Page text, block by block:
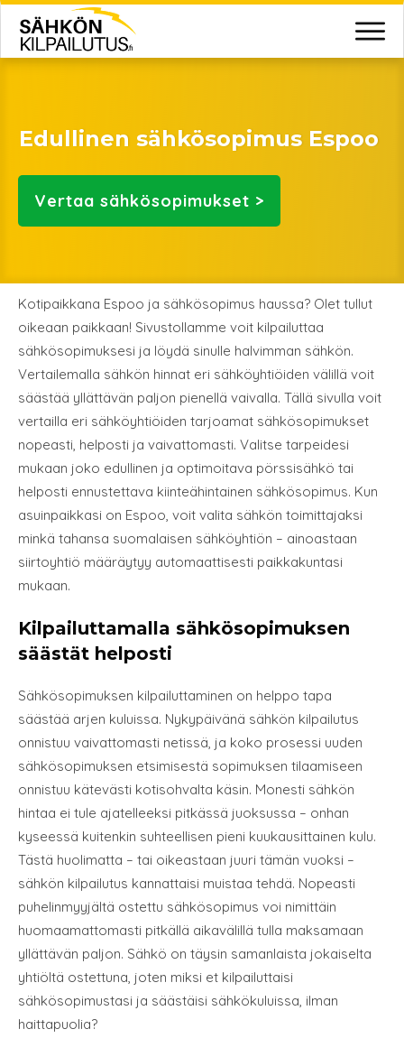
Edullinen sähkösopimus Espoo
Vertaa sähkösopimukset >
Kotipaikkana Espoo ja sähkösopimus haussa? Olet tullut
oikeaan paikkaan! Sivustollamme voit kilpailuttaa
sähkösopimuksesi ja löydä sinulle halvimman sähkön.
Vertailemalla sähkön hinnat eri sähköyhtiöiden välillä voit
säästää yllättävän paljon pienellä vaivalla. Tällä sivulla voit
vertailla eri sähköyhtiöiden tarjoamat sähkösopimukset
nopeasti, helposti ja vaivattomasti. Valitse tarpeidesi
mukaan joko edullinen ja optimoitava pörssisähkö tai
helposti ennustettava kiinteähintainen sähkösopimus. Kun
asuinpaikkasi on Espoo, voit valita sähkön toimittajaksi
minkä tahansa suomalaisen sähköyhtiön – ainoastaan
siirtoyhtiö määräytyy automaattisesti paikkakuntasi
mukaan.
Kilpailuttamalla sähkösopimuksen
säästät helposti
Sähkösopimuksen kilpailuttaminen on helppo tapa
säästää arjen kuluissa. Nykypäivänä sähkön kilpailutus
onnistuu vaivattomasti netissä, ja koko prosessi uuden
sähkösopimuksen etsimisestä sopimuksen tilaamiseen
onnistuu kätevästi kotisohvalta käsin. Monesti sähkön
hintaa ei tule ajatelleeksi pitkässä juoksussa – onhan
kyseessä kuitenkin suhteellisen pieni kuukausittainen kulu.
Tästä huolimatta – tai oikeastaan juuri tämän vuoksi –
sähkön kilpailutus kannattaisi muistaa tehdä. Nopeasti
puhelinmyyjältä ostettu sähkösopimus voi nimittäin
huomaamattomasti pitkällä aikavälillä tulla maksamaan
yllättävän paljon. Sähkö on täysin samanlaista jokaiselta
yhtiöltä ostettuna, joten miksi et kilpailuttaisi
sähkösopimustasi ja säästäisi sähkökuluissa, ilman
haittapuolia?